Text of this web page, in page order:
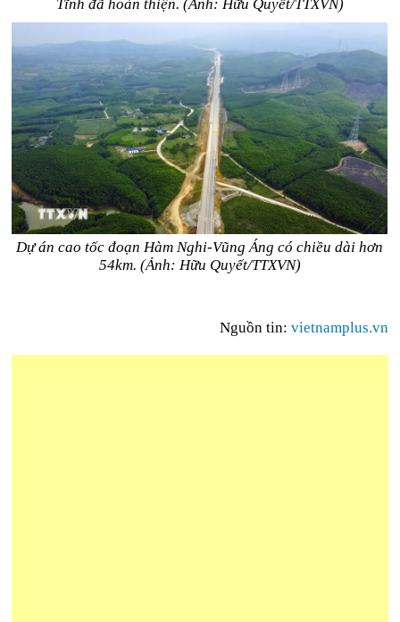
Tĩnh đã hoàn thiện. (Ảnh: Hữu Quyết/TTXVN)
Dự án cao tốc đoạn Hàm Nghi-Vũng Áng có chiều dài hơn
54km. (Ảnh: Hữu Quyết/TTXVN)
Nguồn tin: vietnamplus.vn